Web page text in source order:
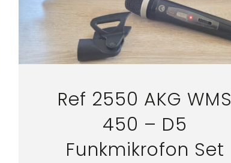
Ref 2550 AKG WMS
450 – D5
Funkmikrofon Set